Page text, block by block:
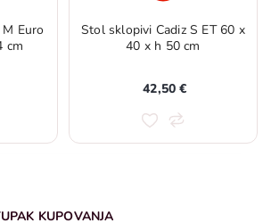
Euro
cm
Stol sklopivi Cadiz S ET 60 x
40 x h 50 cm
42,50 €
KUPOVANJA